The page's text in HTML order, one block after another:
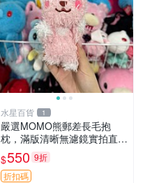
水星百貨 1
嚴選MOMO熊郵差長毛抱
枕，滿版清晰無濾鏡實拍直
銷。每周新品到貨，不容錯
過！ 郵差熊 長毛 抱枕
$550 9折
折扣碼